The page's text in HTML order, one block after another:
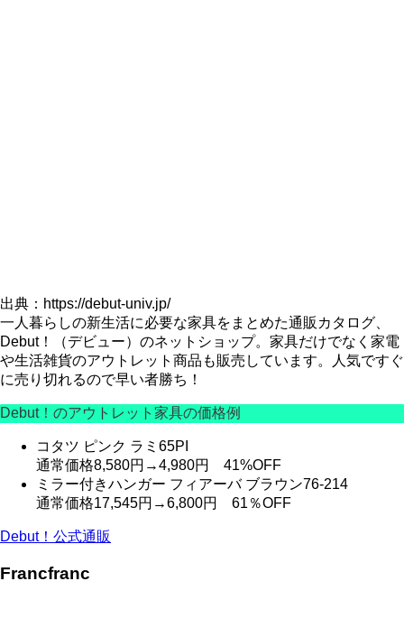
出典：https://debut-univ.jp/
一人暮らしの新生活に必要な家具をまとめた通販カタログ、
Debut！（デビュー）のネットショップ。家具だけでなく家電
や生活雑貨のアウトレット商品も販売しています。人気ですぐ
に売り切れるので早い者勝ち！
Debut！のアウトレット家具の価格例
コタツ ピンク ラミ65PI
通常価格8,580円→4,980円 41%OFF
ミラー付きハンガー フィアーバ ブラウン76-214
通常価格17,545円→6,800円 61％OFF
Debut！公式通販
Francfranc